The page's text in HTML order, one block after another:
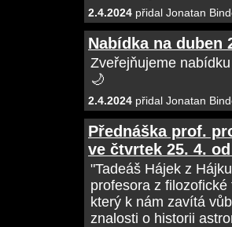
2.4.2024 přidal Jonatan
Nabídka na duben
Zveřejňujeme
🌙
2.4.2024 přidal Jonatan
Přednáška prof.
ve čtvrtek 25. 4.
"Tadeáš Hájek z
profesora z
který k nám zavítá
znalosti o historii